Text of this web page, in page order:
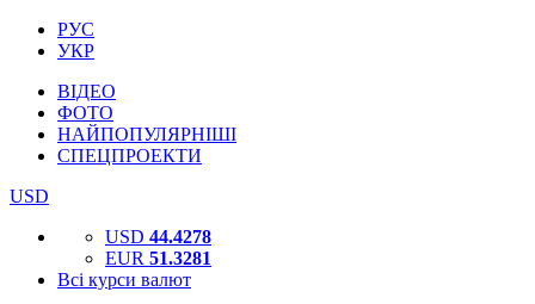
РУС
УКР
ВІДЕО
ФОТО
НАЙПОПУЛЯРНІШІ
СПЕЦПРОЕКТИ
USD
USD 44.4278
EUR 51.3281
Всі курси валют